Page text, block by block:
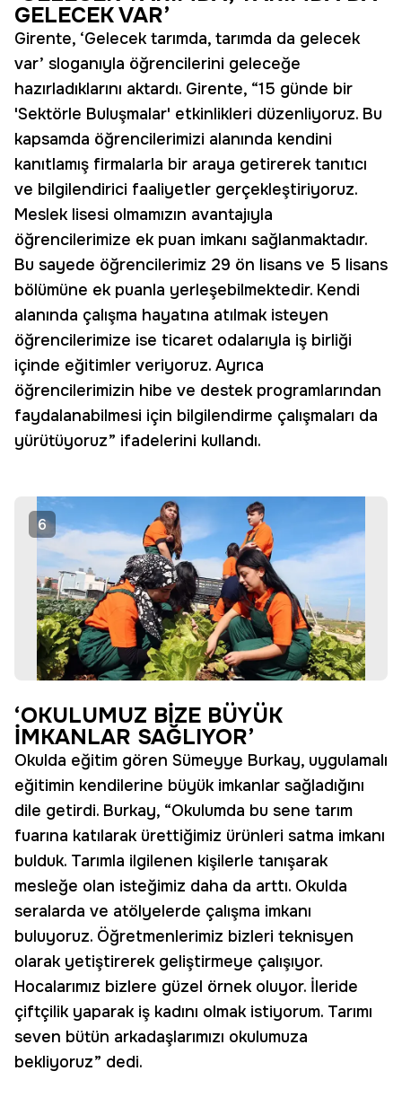
GELECEK VAR’
Girente, ‘Gelecek tarımda, tarımda da gelecek
var’ sloganıyla öğrencilerini geleceğe
hazırladıklarını aktardı. Girente, “15 günde bir
'Sektörle Buluşmalar' etkinlikleri düzenliyoruz. Bu
kapsamda öğrencilerimizi alanında kendini
kanıtlamış firmalarla bir araya getirerek tanıtıcı
ve bilgilendirici faaliyetler gerçekleştiriyoruz.
Meslek lisesi olmamızın avantajıyla
öğrencilerimize ek puan imkanı sağlanmaktadır.
Bu sayede öğrencilerimiz 29 ön lisans ve 5 lisans
bölümüne ek puanla yerleşebilmektedir. Kendi
alanında çalışma hayatına atılmak isteyen
öğrencilerimize ise ticaret odalarıyla iş birliği
içinde eğitimler veriyoruz. Ayrıca
öğrencilerimizin hibe ve destek programlarından
faydalanabilmesi için bilgilendirme çalışmaları da
yürütüyoruz” ifadelerini kullandı.
6
‘OKULUMUZ BİZE BÜYÜK
İMKANLAR SAĞLIYOR’
Okulda eğitim gören Sümeyye Burkay, uygulamalı
eğitimin kendilerine büyük imkanlar sağladığını
dile getirdi. Burkay, “Okulumda bu sene tarım
fuarına katılarak ürettiğimiz ürünleri satma imkanı
bulduk. Tarımla ilgilenen kişilerle tanışarak
mesleğe olan isteğimiz daha da arttı. Okulda
seralarda ve atölyelerde çalışma imkanı
buluyoruz. Öğretmenlerimiz bizleri teknisyen
olarak yetiştirerek geliştirmeye çalışıyor.
Hocalarımız bizlere güzel örnek oluyor. İleride
çiftçilik yaparak iş kadını olmak istiyorum. Tarımı
seven bütün arkadaşlarımızı okulumuza
bekliyoruz” dedi.